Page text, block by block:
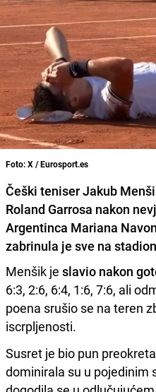
Foto: X / Eurosport.es
Češki teniser Jakub
Roland Garrosa nakon
Argentinca Mariana
zabrinula je sve na
Menšik je slavio nakon
6:3, 2:6, 6:4, 1:6, 7:6, ali
poena srušio se na teren
iscrpljenosti.
Susret je bio pun
dominirala su u pojedinim